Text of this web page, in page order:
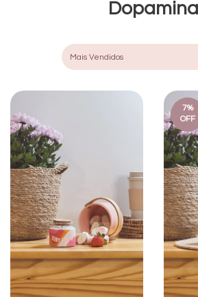
Dopamina
7%
OFF